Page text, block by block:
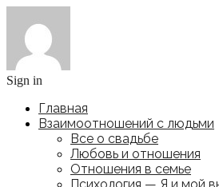
Sign in
Главная
Взаимоотношений с людьми
Все о свадьбе
Любовь и отношения
Отношения в семье